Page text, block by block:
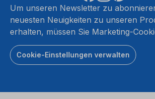
Um unseren Newsletter zu
neuesten Neuigkeiten zu unseren
erhalten, müssen Sie Marketing-
Cookie-Einstellungen verwalten